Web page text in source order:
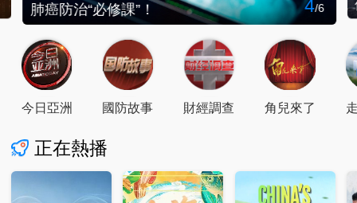
肺癌防治“必修課”！ 4/6
今日亞洲 國防故事 財經調查 角兒來了
正在熱播